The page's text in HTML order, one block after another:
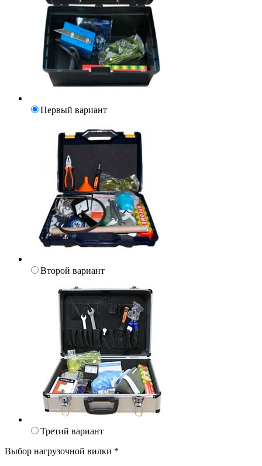
Первый вариант
Второй вариант
Третий вариант
Выбор нагрузочной вилки *